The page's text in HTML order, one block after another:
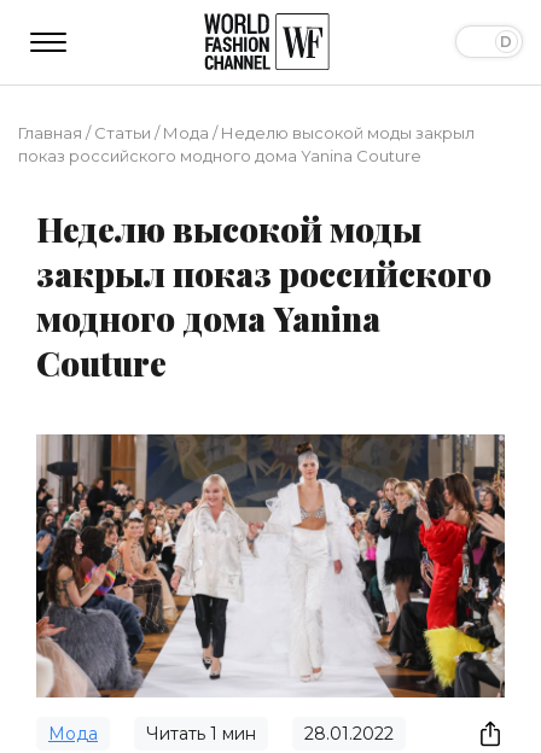
Главная /Статьи /Мода /Неделю высокой моды закрыл
показ российского модного дома Yanina Couture
Неделю высокой моды
закрыл показ российского
модного дома Yanina
Couture
Мода Читать 1 мин 28.01.2022